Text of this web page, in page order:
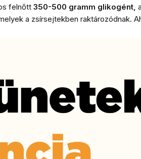
felnőtt 350-500 gramm glikogént,
a zsírsejtekben raktározódnak.